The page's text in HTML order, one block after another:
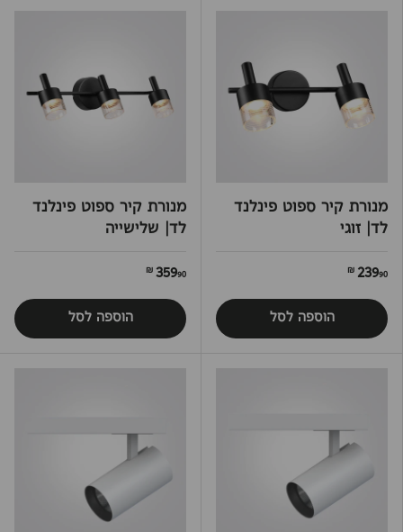
מנורת קיר ספוט פינלנד
לד| זוגי
23990 ₪
הוספה לסל
מנורת קיר ספוט פינלנד
לד| שלישייה
35990 ₪
הוספה לסל